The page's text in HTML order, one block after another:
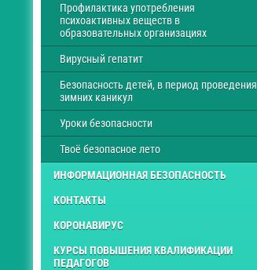
Профилактика употребления
психоактивных веществ в
образовательных организациях
Вирусный гепатит
Безопасность детей, в период проведения
зимних каникул
Уроки безопасности
Твоё безопасное лето
ИНФОРМАЦИОННАЯ БЕЗОПАСНОСТЬ
КОНТАКТЫ
КОРОНАВИРУС
КУРСЫ ПОВЫШЕНИЯ КВАЛИФИКАЦИИ
ПЕДАГОГОВ